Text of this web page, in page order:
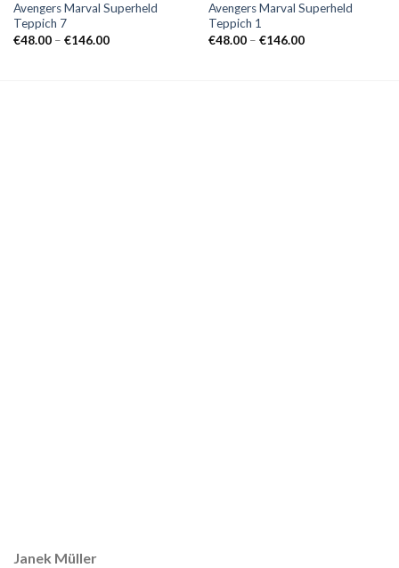
Avengers Marval Superheld
Teppich 7
€48.00 – €146.00Preisspanne:
Avengers Marval Superheld
Teppich 1
€48.00 – €146.00Preisspanne:
Janek Müller